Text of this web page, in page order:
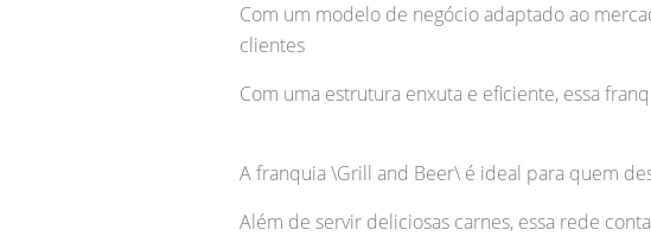
Com um modelo de negócio adaptado ao
clientes
Com uma estrutura enxuta e eficiente, essa
A franquia \Grill and Beer\ é ideal para quem
Além de servir deliciosas carnes, essa rede